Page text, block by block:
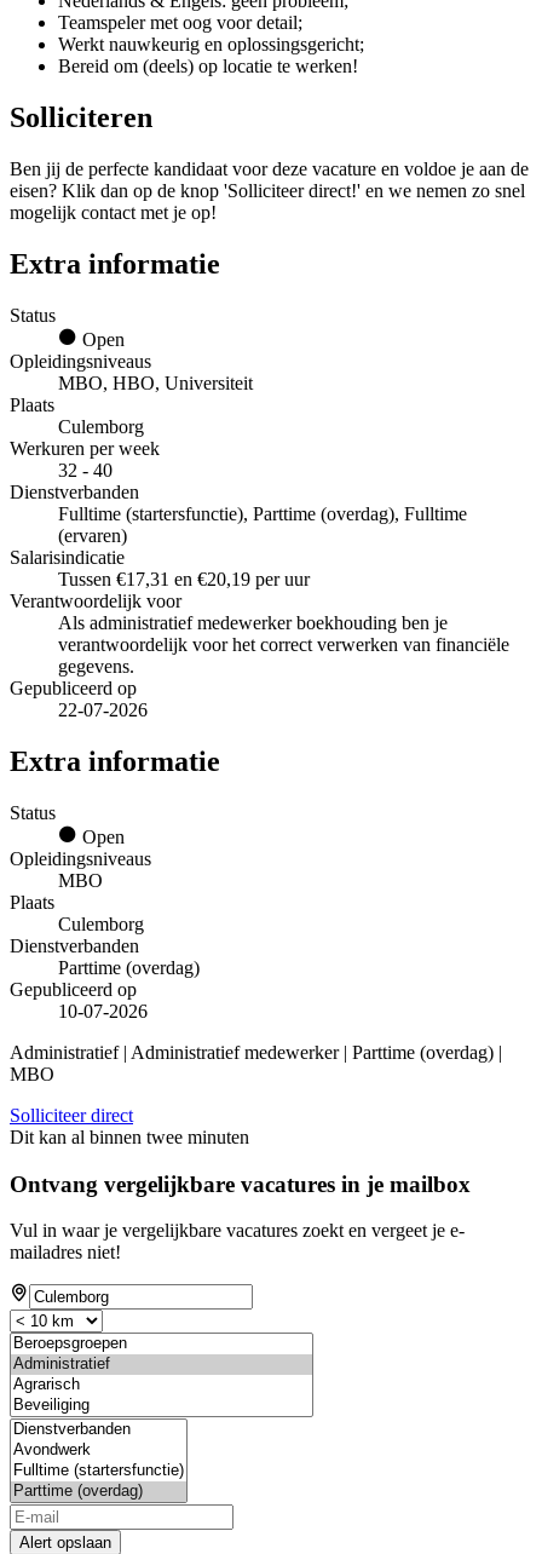
Teamspeler met oog voor detail;
Werkt nauwkeurig en oplossingsgericht;
Bereid om (deels) op locatie te werken!
Solliciteren
Ben jij de perfecte kandidaat voor deze vacature en voldoe je aan de
eisen? Klik dan op de knop 'Solliciteer direct!' en we nemen zo snel
mogelijk contact met je op!
Extra informatie
Status
Open
Opleidingsniveaus
MBO, HBO, Universiteit
Plaats
Culemborg
Werkuren per week
32 - 40
Dienstverbanden
Fulltime (startersfunctie), Parttime (overdag), Fulltime
(ervaren)
Salarisindicatie
Tussen €17,31 en €20,19 per uur
Verantwoordelijk voor
Als administratief medewerker boekhouding ben je
verantwoordelijk voor het correct verwerken van financiële
gegevens.
Gepubliceerd op
22-07-2026
Extra informatie
Status
Open
Opleidingsniveaus
MBO
Plaats
Culemborg
Dienstverbanden
Parttime (overdag)
Gepubliceerd op
10-07-2026
Administratief | Administratief medewerker | Parttime (overdag) |
MBO
Solliciteer direct
Dit kan al binnen twee minuten
Ontvang vergelijkbare vacatures in je mailbox
Vul in waar je vergelijkbare vacatures zoekt en vergeet je e-
mailadres niet!
Alert opslaan